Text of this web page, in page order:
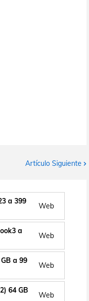
Artículo Siguiente
a 399
Web
a
Web
a 99
Web
64 GB
Web